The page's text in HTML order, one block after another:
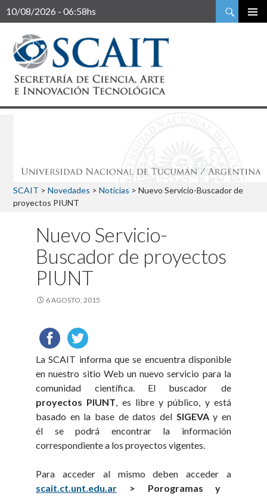
10/08/2026 - 06:58hs
Buscar
SCAIT > Novedades > Noticias > Nuevo Servicio-Buscador de
proyectos PIUNT
Nuevo Servicio-
Buscador de proyectos
PIUNT
6 AGOSTO, 2015
La SCAIT informa que se encuentra disponible
en nuestro sitio Web un nuevo servicio para la
comunidad científica. El buscador de
proyectos PIUNT, es libre y público, y está
basado en la base de datos del SIGEVAy en
él se podrá encontrar la información
correspondiente a los proyectos vigentes.
Para acceder al mismo deben acceder a
scait.ct.unt.edu.ar > Porogramas y